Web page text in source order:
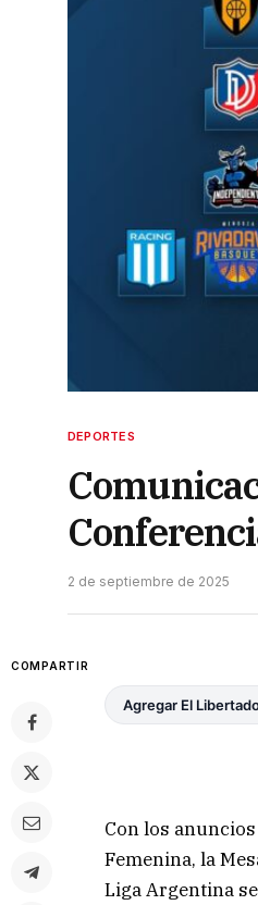
DEPORTES
2 de septiembre de 2025
COMPARTIR
Agregar El
Con los
Femenina, la
Liga Argentina